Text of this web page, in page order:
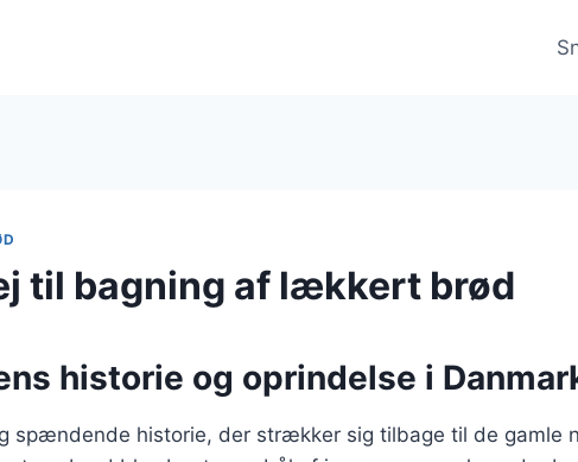
til bagning af lækkert brød
historie og oprindelse i
spændende historie, der strækker sig tilbage til de gamle